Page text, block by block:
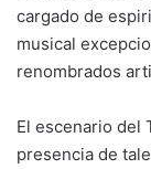
cargado de
musical
renombrados
El escenario del
presencia de